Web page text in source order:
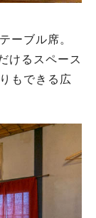
ーブル席。
けるスペース
もできる広